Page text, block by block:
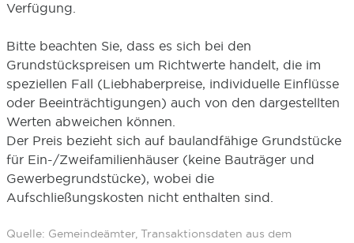
Verfügung.
Bitte beachten Sie, dass es sich bei den
Grundstückspreisen um Richtwerte handelt, die im
speziellen Fall (Liebhaberpreise, individuelle Einflüsse
oder Beeinträchtigungen) auch von den dargestellten
Werten abweichen können.
Der Preis bezieht sich auf baulandfähige Grundstücke
für Ein-/Zweifamilienhäuser (keine Bauträger und
Gewerbegrundstücke), wobei die
Aufschließungskosten nicht enthalten sind.
Quelle: Gemeindeämter, Transaktionsdaten aus dem